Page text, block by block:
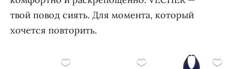
твой повод сиять. Для момента, который
хочется повторить.